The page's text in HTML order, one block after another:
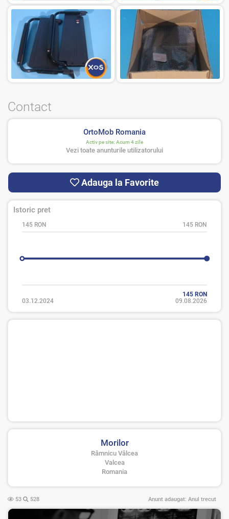
Contact
OrtoMob Romania
Activ pe site: Acum 4 zile
Vezi toate anunturile utilizatorului
Adauga la Favorite
Istoric pret
145 RON 145 RON
145 RON
03.12.2024
09.08.2026
Morilor
Râmnicu Vâlcea
Valcea
Romania
53 528 Anunt adaugat: Anul trecut